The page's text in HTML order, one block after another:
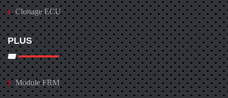
Clonage ECU
PLUS
Module FRM